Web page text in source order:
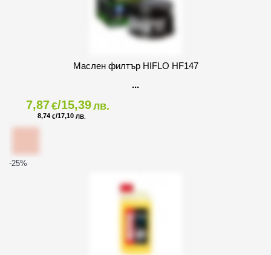
Маслен филтър HIFLO HF147
7,87€/15,39лв.
8,74 €/17,10 ЛВ.
-25%